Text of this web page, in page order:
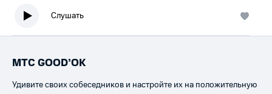
Слушать
МТС GOOD’OK
Удивите своих собеседников и настройте их на положительную